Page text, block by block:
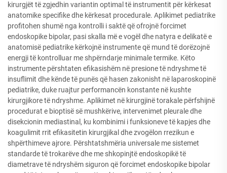
kirurgjët të zgjedhin variantin optimal të instrumentit për kërkesat
anatomike specifike dhe kërkesat procedurale. Aplikimet pediatrike
profitohen shumë nga kontrolli i saktë që ofrojnë forcimet
endoskopike bipolar, pasi skalla më e vogël dhe natyra e delikatë e
anatomisë pediatrike kërkojnë instrumente që mund të dorëzojnë
energji të kontrolluar me shpërndarje minimale termike. Këto
instrumente përshtaten efikasishëm në presione të ndryshme të
insuflimit dhe kënde të punës që hasen zakonisht në laparoskopinë
pediatrike, duke ruajtur performancën konstante në kushte
kirurgjikore të ndryshme. Aplikimet në kirurgjinë torakale përfshijnë
procedurat e bioptisë së mushkërive, intervenimet pleurale dhe
disekcionin mediastinal, ku kombinimi i funksioneve të kapjes dhe
koagulimit rrit efikasitetin kirurgjikal dhe zvogëlon rrezikun e
shpërthimeve ajrore. Përshtatshmëria universale me sistemet
standarde të trokarëve dhe me shkopinjtë endoskopikë të
diametrave të ndryshëm siguron që forcimet endoskopike bipolar